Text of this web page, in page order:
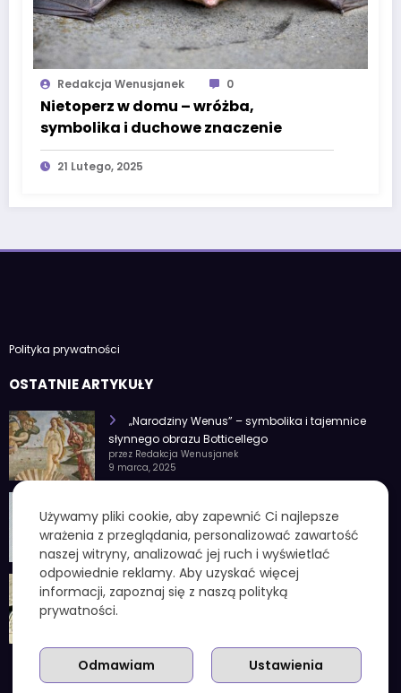
Redakcja Wenusjanek 0
Nietoperz w domu – wróżba,
symbolika i duchowe znaczenie
21 Lutego, 2025
Polityka prywatności
OSTATNIE ARTYKUŁY
„Narodziny Wenus” – symbolika i tajemnice
słynnego obrazu Botticellego
przez Redakcja Wenusjanek
9 marca, 2025
cechy osobowości
przez Redakcja Wenusjanek
4 lutego, 2025
1 kuna ile to zł – aktualny przelicznik, koniec
chorwackiej waluty i praktyczne wskazówki
przez Redakcja Wenusjanek
Używamy pliki cookie, aby zapewnić Ci najlepsze
wrażenia z przeglądania, personalizować zawartość
naszej witryny, analizować jej ruch i wyświetlać
odpowiednie reklamy. Aby uzyskać więcej
informacji, zapoznaj się z naszą polityką
prywatności.
Ustawienia
Odmawiam